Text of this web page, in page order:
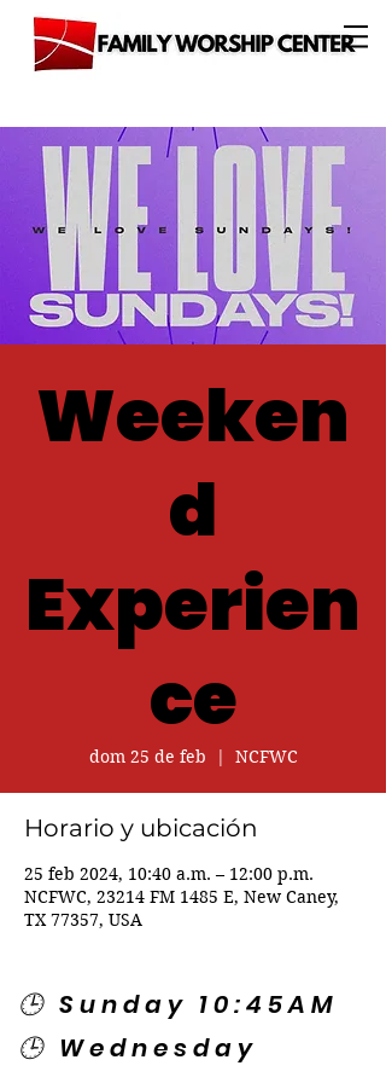
Weeken
d
Experien
ce
dom 25 de feb
  |
NCFWC
Horario y ubicación
25 feb 2024, 10:40 a.m. – 12:00 p.m.
NCFWC, 23214 FM 1485 E, New Caney,
TX 77357, USA
🕒 Sunday 10:45AM
🕒 Wednesday